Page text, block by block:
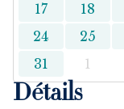
17
18
24
25
31
1
Détails